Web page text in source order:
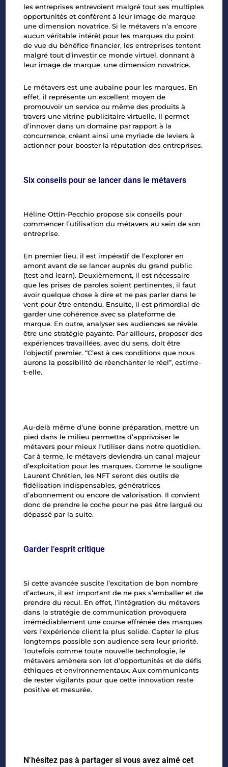
les entreprises entrevoient malgré tout ses multiples
opportunités et confèrent à leur image de marque
une dimension novatrice. Si le métavers n’a encore
aucun véritable intérêt pour les marques du point
de vue du bénéfice financier, les entreprises tentent
malgré tout d’investir ce monde virtuel, donnant à
leur image de marque, une dimension novatrice.
Le métavers est une aubaine pour les marques. En
effet, il représente un excellent moyen de
promouvoir un service ou même des produits à
travers une vitrine publicitaire virtuelle. Il permet
d’innover dans un domaine par rapport à la
concurrence, créant ainsi une myriade de leviers à
actionner pour booster la réputation des entreprises.
Six conseils pour se lancer dans le métavers
Héline Ottin-Pecchio propose six conseils pour
commencer l’utilisation du métavers au sein de son
entreprise.
En premier lieu, il est impératif de l’explorer en
amont avant de se lancer auprès du grand public
(test and learn). Deuxièmement, il est nécessaire
que les prises de paroles soient pertinentes, il faut
avoir quelque chose à dire et ne pas parler dans le
vent pour être entendu. Ensuite, il est primordial de
garder une cohérence avec sa plateforme de
marque. En outre, analyser ses audiences se révèle
être une stratégie payante. Par ailleurs, proposer des
expériences travaillées, avec du sens, doit être
l’objectif premier. “C’est à ces conditions que nous
aurons la possibilité de réenchanter le réel”, estime-
t-elle.
Au-delà même d’une bonne préparation, mettre un
pied dans le milieu permettra d’apprivoiser le
métavers pour mieux l’utiliser dans notre quotidien.
Car à terme, le métavers deviendra un canal majeur
d’exploitation pour les marques. Comme le souligne
Laurent Chrétien, les NFT seront des outils de
fidélisation indispensables, génératrices
d’abonnement ou encore de valorisation. Il convient
donc de prendre le coche pour ne pas être largué ou
dépassé par la suite.
Garder l’esprit critique
Si cette avancée suscite l’excitation de bon nombre
d’acteurs, il est important de ne pas s’emballer et de
prendre du recul. En effet, l’intégration du métavers
dans la stratégie de communication provoquera
irrémédiablement une course effrénée des marques
vers l’expérience client la plus solide. Capter le plus
longtemps possible son audience sera leur priorité.
Toutefois comme toute nouvelle technologie, le
métavers amènera son lot d’opportunités et de défis
éthiques et environnementaux. Aux communicants
de rester vigilants pour que cette innovation reste
positive et mesurée.
N’hésitez pas à partager si vous avez aimé cet